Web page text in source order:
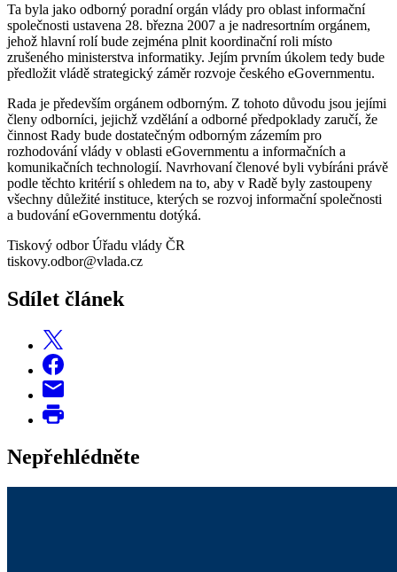
Ta byla jako odborný poradní orgán vlády pro oblast informační
společnosti ustavena 28. března 2007 a je nadresortním orgánem,
jehož hlavní rolí bude zejména plnit koordinační roli místo
zrušeného ministerstva informatiky. Jejím prvním úkolem tedy bude
předložit vládě strategický záměr rozvoje českého eGovernmentu.
Rada je především orgánem odborným. Z tohoto důvodu jsou jejími
členy odborníci, jejichž vzdělání a odborné předpoklady zaručí, že
činnost Rady bude dostatečným odborným zázemím pro
rozhodování vlády v oblasti eGovernmentu a informačních a
komunikačních technologií. Navrhovaní členové byli vybíráni právě
podle těchto kritérií s ohledem na to, aby v Radě byly zastoupeny
všechny důležité instituce, kterých se rozvoj informační společnosti
a budování eGovernmentu dotýká.
Tiskový odbor Úřadu vlády ČR
tiskovy.odbor@vlada.cz
Sdílet článek
Nepřehlédněte